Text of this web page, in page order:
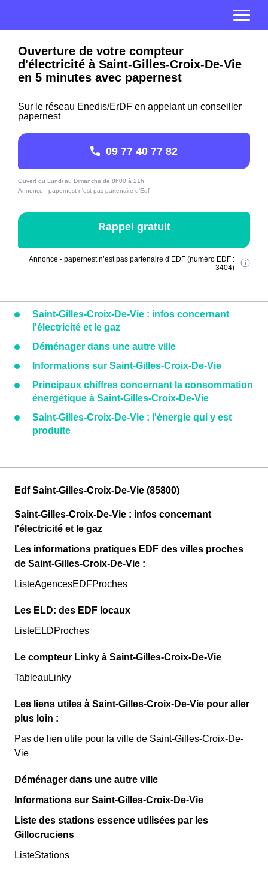
Ouverture de votre compteur
d'électricité à Saint-Gilles-Croix-De-Vie
en 5 minutes avec papernest
Sur le réseau Enedis/ErDF en appelant un conseiller
papernest
09 77 40 77 82
Ouvert du Lundi au Dimanche de 8h00 à 21h
Annonce - papernest n'est pas partenaire d'Edf
Rappel gratuit
Annonce - papernest n’est pas partenaire d’EDF (numéro EDF :
3404)
Saint-Gilles-Croix-De-Vie : infos concernant
l'électricité et le gaz
Déménager dans une autre ville
Informations sur Saint-Gilles-Croix-De-Vie
Principaux chiffres concernant la consommation
énergétique à Saint-Gilles-Croix-De-Vie
Saint-Gilles-Croix-De-Vie : l'énergie qui y est
produite
Edf Saint-Gilles-Croix-De-Vie (85800)
Saint-Gilles-Croix-De-Vie : infos concernant
l'électricité et le gaz
Les informations pratiques EDF des villes proches
de Saint-Gilles-Croix-De-Vie :
ListeAgencesEDFProches
Les ELD: des EDF locaux
ListeELDProches
Le compteur Linky à Saint-Gilles-Croix-De-Vie
TableauLinky
Les liens utiles à Saint-Gilles-Croix-De-Vie pour aller
plus loin :
Pas de lien utile pour la ville de Saint-Gilles-Croix-De-
Vie
Déménager dans une autre ville
Informations sur Saint-Gilles-Croix-De-Vie
Liste des stations essence utilisées par les
Gillocruciens
ListeStations